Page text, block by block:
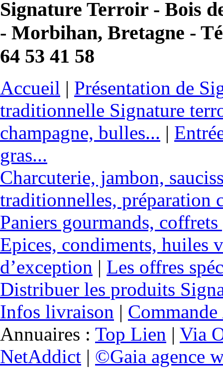
Signature Terroir - Bois
- Morbihan, Bretagne -
64 53 41 58
Accueil | Présentation de
traditionnelle Signature
champagne, bulles... |
gras...
Charcuterie, jambon,
traditionnelles, préparation
Paniers gourmands,
Epices, condiments, huiles
d’exception | Les offres
Distribuer les produits
Infos livraison |
Annuaires : Top Lien | Via
NetAddict | ©Gaia agence